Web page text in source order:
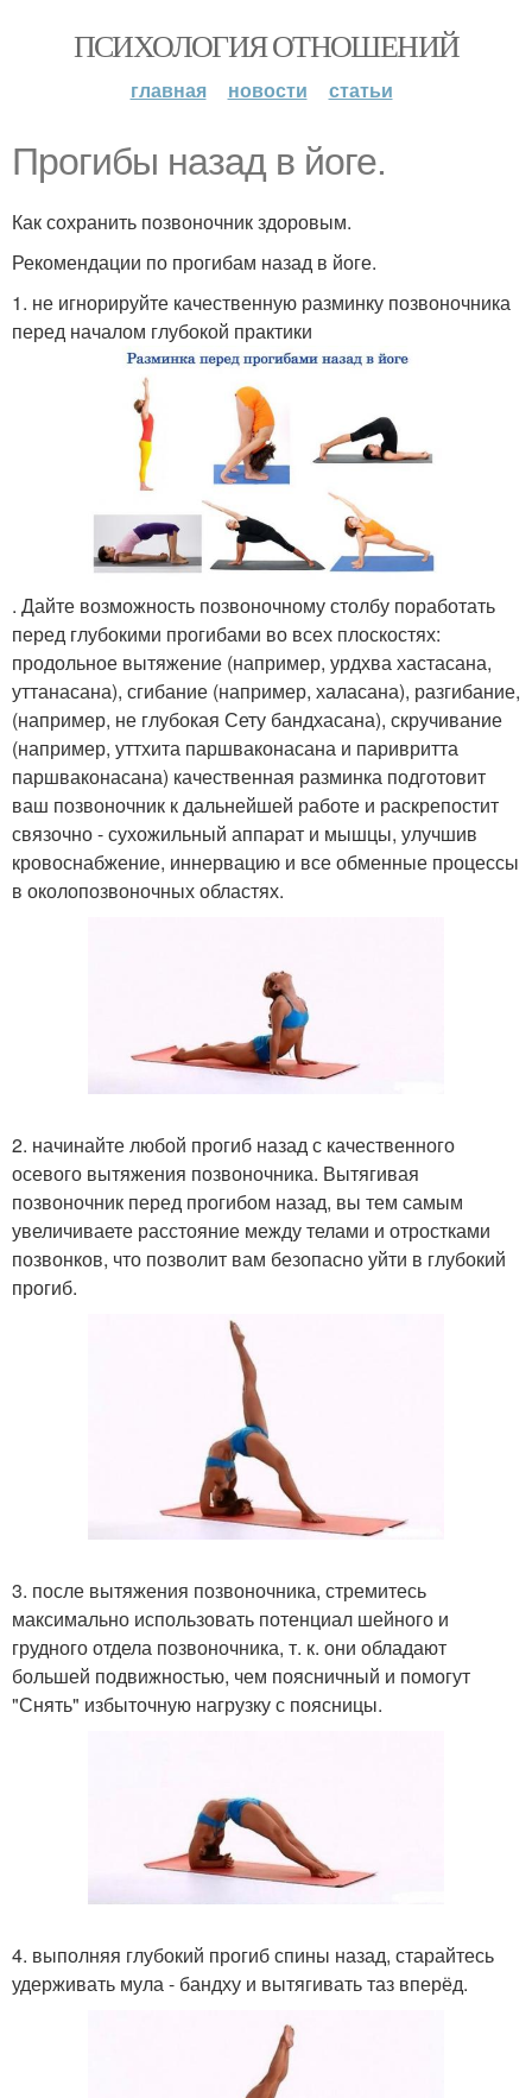
ПСИХОЛОГИЯ ОТНОШЕНИЙ
главная новости статьи
Прогибы назад в йоге.
Как сохранить позвоночник здоровым.
Рекомендации по прогибам назад в йоге.
1. не игнорируйте качественную разминку позвоночника
перед началом глубокой практики
. Дайте возможность позвоночному столбу поработать
перед глубокими прогибами во всех плоскостях:
продольное вытяжение (например, урдхва хастасана,
уттанасана), сгибание (например, халасана), разгибание,
(например, не глубокая Сету бандхасана), скручивание
(например, уттхита паршваконасана и паривритта
паршваконасана) качественная разминка подготовит
ваш позвоночник к дальнейшей работе и раскрепостит
связочно - сухожильный аппарат и мышцы, улучшив
кровоснабжение, иннервацию и все обменные процессы
в околопозвоночных областях.
2. начинайте любой прогиб назад с качественного
осевого вытяжения позвоночника. Вытягивая
позвоночник перед прогибом назад, вы тем самым
увеличиваете расстояние между телами и отростками
позвонков, что позволит вам безопасно уйти в глубокий
прогиб.
3. после вытяжения позвоночника, стремитесь
максимально использовать потенциал шейного и
грудного отдела позвоночника, т. к. они обладают
большей подвижностью, чем поясничный и помогут
"Снять" избыточную нагрузку с поясницы.
4. выполняя глубокий прогиб спины назад, старайтесь
удерживать мула - бандху и вытягивать таз вперёд.